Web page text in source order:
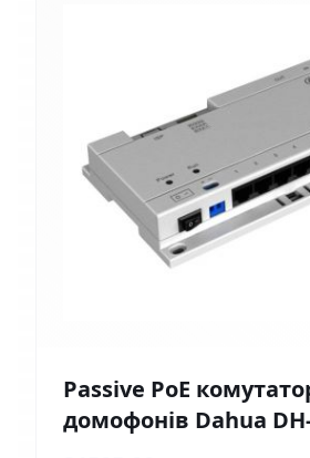
Passive PoE
домофонів Dahua
VTNS1060A